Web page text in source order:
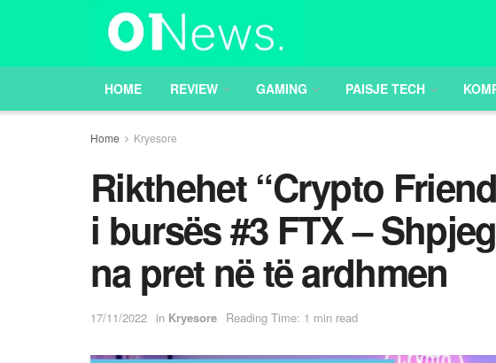
HOME REVIEW GAMING PAISJE TECH
Home Kryesore
Rikthehet “Crypto
i bursës #3 FTX –
na pret në të ardhmen
17/11/2022 in Kryesore Reading Time: 1 min read